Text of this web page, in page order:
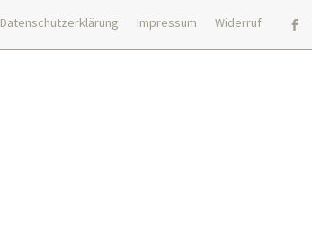
Datenschutzerklärung Impressum
Widerruf